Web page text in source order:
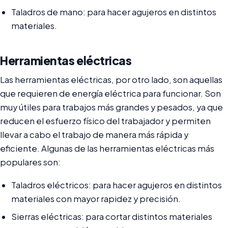
Taladros de mano: para hacer agujeros en distintos
materiales.
Herramientas eléctricas
Las herramientas eléctricas, por otro lado, son aquellas
que requieren de energía eléctrica para funcionar. Son
muy útiles para trabajos más grandes y pesados, ya que
reducen el esfuerzo físico del trabajador y permiten
llevar a cabo el trabajo de manera más rápida y
eficiente. Algunas de las herramientas eléctricas más
populares son:
Taladros eléctricos: para hacer agujeros en distintos
materiales con mayor rapidez y precisión.
Sierras eléctricas: para cortar distintos materiales